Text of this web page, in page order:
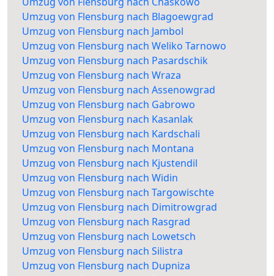
Umzug von Flensburg nach Blagoewgrad
Umzug von Flensburg nach Jambol
Umzug von Flensburg nach Weliko Tarnowo
Umzug von Flensburg nach Pasardschik
Umzug von Flensburg nach Wraza
Umzug von Flensburg nach Assenowgrad
Umzug von Flensburg nach Gabrowo
Umzug von Flensburg nach Kasanlak
Umzug von Flensburg nach Kardschali
Umzug von Flensburg nach Montana
Umzug von Flensburg nach Kjustendil
Umzug von Flensburg nach Widin
Umzug von Flensburg nach Targowischte
Umzug von Flensburg nach Dimitrowgrad
Umzug von Flensburg nach Rasgrad
Umzug von Flensburg nach Lowetsch
Umzug von Flensburg nach Silistra
Umzug von Flensburg nach Dupniza